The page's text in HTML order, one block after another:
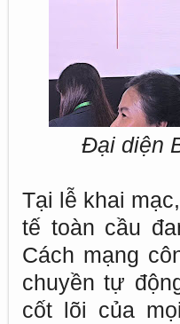
Đại diện
Tại lễ khai
tế toàn cầu
Cách mạng
chuyền tự
cốt lõi của